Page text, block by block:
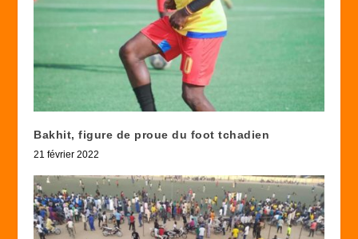
Bakhit, figure de proue du foot tchadien
21 février 2022